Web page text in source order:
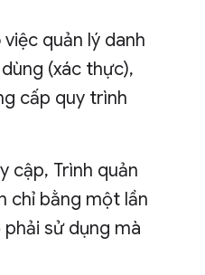
quản lý danh
(xác thực),
cấp quy trình
cập, Trình quản
chỉ bằng một lần
sử dụng mà